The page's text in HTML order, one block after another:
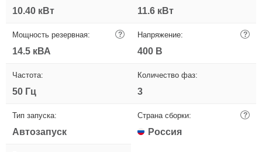
10.40 кВт 11.6 кВт
Мощность резервная: ?
14.5 кВА
Напряжение: ?
400 В
Частота:
50 Гц
Количество фаз:
3
Тип запуска:
Автозапуск
Страна сборки: ?
Россия